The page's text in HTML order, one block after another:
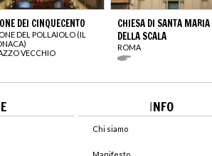
DEI CINQUECENTO
DEL POLLAIOLO (IL
VECCHIO
CHIESA DI SANTA MARIA
DELLA SCALA
ROMA
INFO
Chi siamo